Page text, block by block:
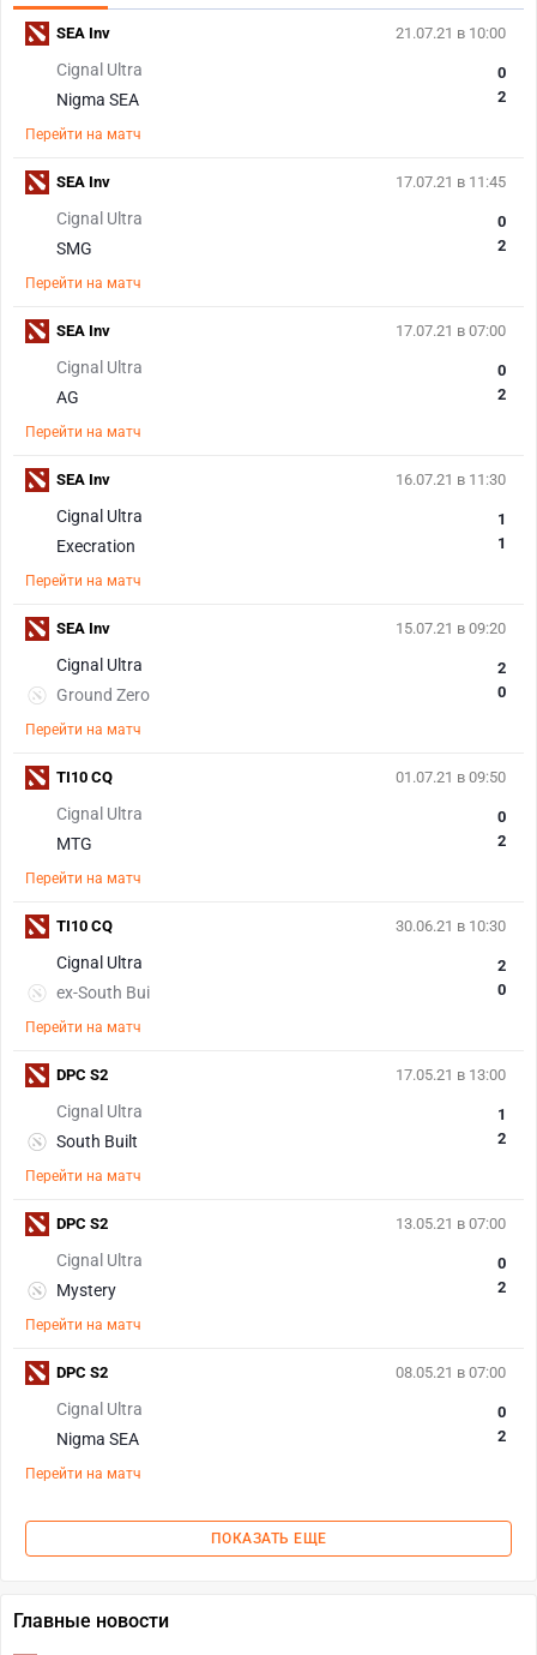
21.07.21 в 10:00
Cignal Ultra
Nigma SEA
0
2
Перейти на матч
SEA Inv
17.07.21 в 11:45
Cignal Ultra
SMG
0
2
Перейти на матч
SEA Inv
17.07.21 в 07:00
Cignal Ultra
AG
0
2
Перейти на матч
SEA Inv
16.07.21 в 11:30
Cignal Ultra
Execration
1
1
Перейти на матч
SEA Inv
15.07.21 в 09:20
Cignal Ultra
Ground Zero
2
0
Перейти на матч
SEA Inv
01.07.21 в 09:50
Cignal Ultra
MTG
0
2
Перейти на матч
TI10 CQ
30.06.21 в 10:30
Cignal Ultra
ex-South Bui
2
0
Перейти на матч
TI10 CQ
17.05.21 в 13:00
Cignal Ultra
South Built
1
2
Перейти на матч
DPC S2
13.05.21 в 07:00
Cignal Ultra
Mystery
0
2
Перейти на матч
DPC S2
08.05.21 в 07:00
Cignal Ultra
Nigma SEA
0
2
Перейти на матч
DPC S2
ПОКАЗАТЬ ЕЩЕ
Главные новости